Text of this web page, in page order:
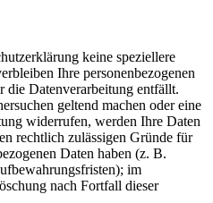
keine speziellere
Ihre personenbezogenen
die Datenverarbeitung entfällt.
geltend machen oder eine
widerrufen, werden Ihre Daten
rechtlich zulässigen Gründe für
Daten haben (z. B.
im
nach Fortfall dieser